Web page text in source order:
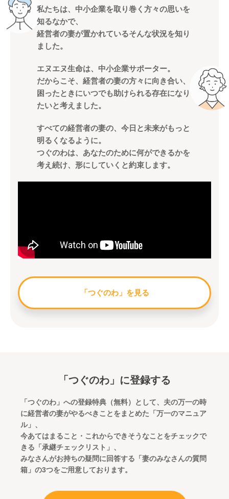
私たちは、中小企業を取り巻く方々の思いを
知るなかで、
経営者の妻が置かれているそんな状況を知り
ました。
エヌエヌ生命は、中小企業サポーター。
だからこそ、経営者の妻の方々に向き合い、
困ったときにいつでも助けられる存在になり
たいと考えました。
すべての経営者の妻の、今日と未来がもっと
明るくなるように。
つぐのわは、あなたのために何ができるかを
考え続け、形にしていくと約束します。
「つぐのわ」を見る
「つぐのわ」に登録する
「つぐのわ」への登録特典（無料）として、夫の万一の時
に経営者の妻がやるべきことをまとめた「万一のマニュア
ル」、
今あてはまること・これからできそうなことをチェックで
きる「承継チェックリスト」、
みなさんがお持ちの疑問に回答する「妻のみなさんの質問
箱」の3つをご用意しております。